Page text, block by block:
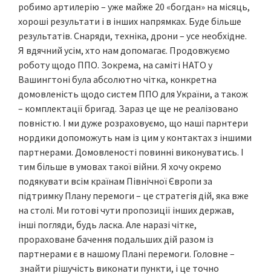
робимо артилерію – уже майже 20 «богдан» на місяць,
хороші результати і в інших напрямках. Буде більше
результатів. Снаряди, техніка, дрони – усе необхідне.
Я вдячний усім, хто нам допомагає. Продовжуємо
роботу щодо ППО. Зокрема, на саміті НАТО у
Вашингтоні була абсолютно чітка, конкретна
домовленість щодо систем ППО для України, а також
– комплектації бригад. Зараз це ще не реалізовано
повністю. І ми дуже розраховуємо, що наші парнтери
нордики допоможуть нам із цим у контактах з іншими
партнерами. Домовленості повинні виконуватись. І
тим більше в умовах такої війни. Я хочу окремо
подякувати всім країнам Північної Європи за
підтримку Плану перемоги – це стратегія дій, яка вже
на столі. Ми готові чути пропозиції інших держав,
інші погляди, будь ласка. Але наразі чітке,
прораховане бачення подальших дій разом із
партнерами є в нашому Плані перемоги. Головне –
знайти рішучість виконати пункти, і це точно